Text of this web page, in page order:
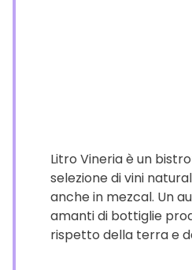
Litro Vineria è un
selezione di vini
anche in mezcal. Un
amanti di bottiglie
rispetto della terra e